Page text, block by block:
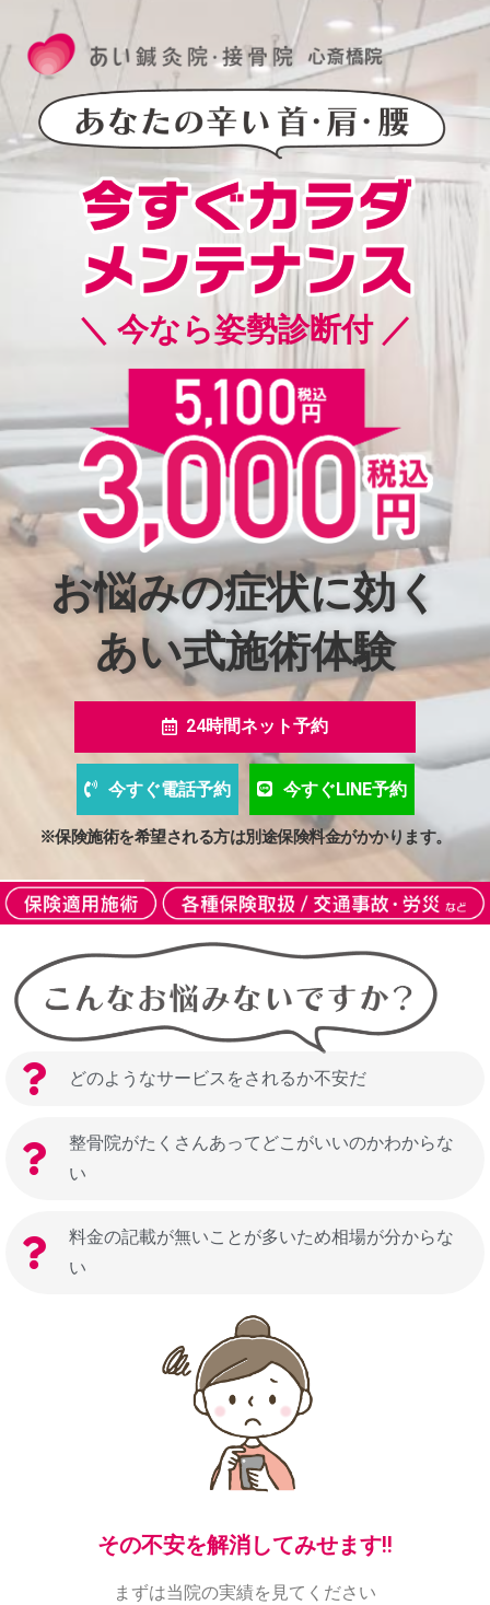
＼ 今なら姿勢診断付 ／
お悩みの症状に効く
あい式施術体験
24時間ネット予約
今すぐ電話予約 今すぐLINE予約
※保険施術を希望される方は別途保険料金がかかります。
どのようなサービスをされるか不安だ
整骨院がたくさんあってどこがいいのかわからな
い
料金の記載が無いことが多いため相場が分からな
い
その不安を解消してみせます!!
まずは当院の実績を見てください